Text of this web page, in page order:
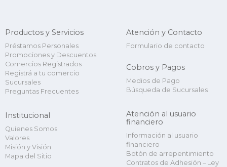
Productos y Servicios
Préstamos Personales
Promociones y Descuentos
Comercios Registrados
Registrá a tu comercio
Sucursales
Preguntas Frecuentes
Institucional
Quienes Somos
Valores
Misión y Visión
Mapa del Sitio
Atención y Contacto
Formulario de contacto
Cobros y Pagos
Medios de Pago
Búsqueda de Sucursales
Atención al usuario
financiero
Información al usuario
financiero
Botón de arrepentimiento
Contratos de Adhesión – Ley